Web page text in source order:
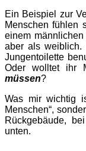
Ein Beispiel zur
Menschen fühlen
einem
aber als
Jungentoilette
Oder wolltet ihr
müssen?
Was mir wichtig
Menschen“,
Rückgebäude,
unten.